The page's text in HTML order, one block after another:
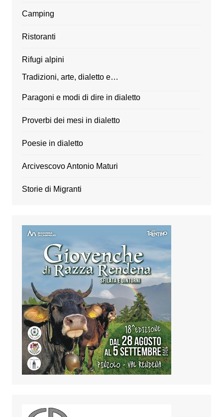
Camping
Ristoranti
Rifugi alpini
Tradizioni, arte, dialetto e…
Paragoni e modi di dire in dialetto
Proverbi dei mesi in dialetto
Poesie in dialetto
Arcivescovo Antonio Maturi
Storie di Migranti